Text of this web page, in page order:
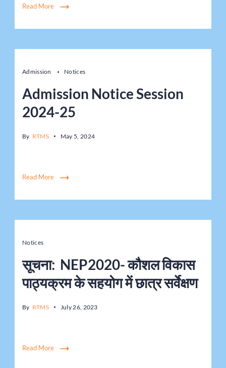
Read More
Admission Notices
Admission Notice Session
2024-25
By RTMS May 5, 2024
Read More
Notices
सूचना: NEP2020- कौशल विकास
पाठ्यक्रम के सहयोग में छात्र सर्वेक्षण
By RTMS July 26, 2023
Read More